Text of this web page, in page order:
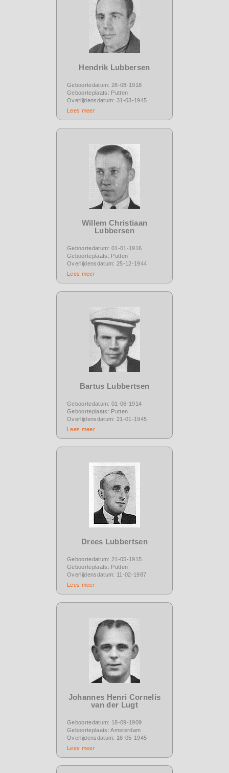
Hendrik Lubbersen
Geboortedatum: 28-08-1918
Geboorteplaats: Putten
Overlijdensdatum: 31-03-1945
Lees meer
Willem Christiaan
Lubbersen
Geboortedatum: 01-01-1916
Geboorteplaats: Putten
Overlijdensdatum: 25-12-1944
Lees meer
Bartus Lubbertsen
Geboortedatum: 01-06-1914
Geboorteplaats: Putten
Overlijdensdatum: 21-01-1945
Lees meer
Drees Lubbertsen
Geboortedatum: 21-05-1915
Geboorteplaats: Putten
Overlijdensdatum: 11-02-1987
Lees meer
Johannes Henri Cornelis
van der Lugt
Geboortedatum: 18-09-1909
Geboorteplaats: Amsterdam
Overlijdensdatum: 18-05-1945
Lees meer